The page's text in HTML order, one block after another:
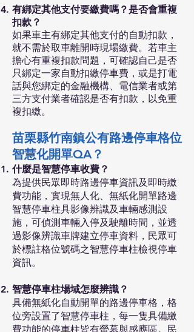
有綁定其他支付要繳費嗎？是否會重複
扣款？
如果車主有綁定其他支付的自動扣款，
就不需於取車離開時現場繳費。若車主
擔心有重複扣款問題，可確認自己是否
只綁定一家自動扣繳停車費，或是打電
話與您綁定的金融機構、電信業者或第
三方支付業者確認是否有扣款，以免重
複扣繳。
苗栗縣竹南鎮公有路邊停車格位
智慧化開單QA？
什麼是智慧停車收費？
為提供民眾即時路邊停車資訊及即時繳
費功能，實現無人化、無紙化開單路邊
智慧停車柱具影像辨識及車輛感測設
施，可偵測車輛入停及駛離時間，並透
過影像辨識車牌建立停車資料，民眾可
於標註格位號碼之智慧停車柱檢視停車
資訊。
智慧停車柱場域怎麼辨識？
具備無紙化自動開單的路邊停車格，格
位旁設置了智慧停車柱，每一隻具備繳
費功能的停車柱皆有螢幕與感應區。民